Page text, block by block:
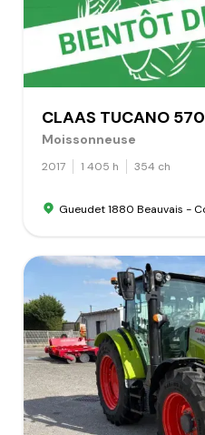
CLAAS TUCANO 570
Moissonneuse
2017 1 405 h 354 ch